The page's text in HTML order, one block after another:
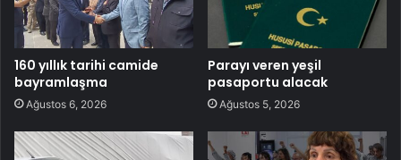
160 yıllık tarihi camide
bayramlaşma
Ağustos 6, 2026
Parayı veren yeşil
pasaportu alacak
Ağustos 5, 2026